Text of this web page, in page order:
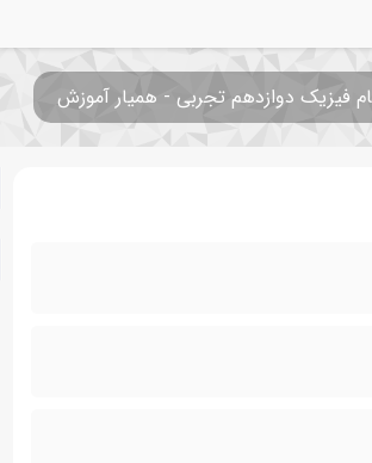
فیزیک دوازدهم تجربی - همیار آموزش